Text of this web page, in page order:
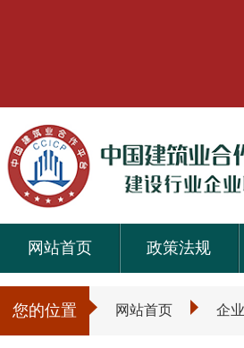
网站首页 政策法规
您的位置 网站首页 企